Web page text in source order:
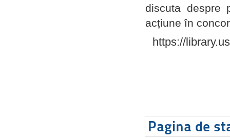
discuta despre
acțiune în
https://
Pagina de